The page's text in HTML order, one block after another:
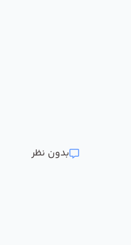
بدون نظر